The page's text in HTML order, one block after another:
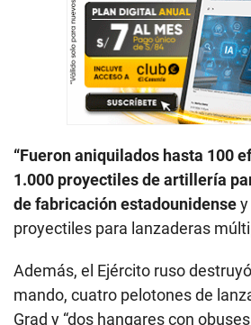
“Fueron aniquilados hasta 100
1.000 proyectiles de artillería
de fabricación estadounidense
proyectiles para lanzaderas
Además, el Ejército ruso
mando, cuatro pelotones de
Grad y “dos hangares con